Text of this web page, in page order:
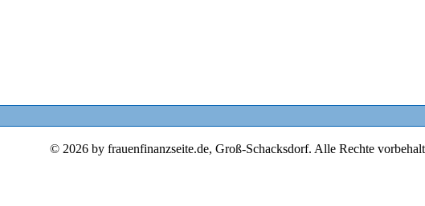
© 2026 by frauenfinanzseite.de, Groß-Schacksdorf. Alle Rechte